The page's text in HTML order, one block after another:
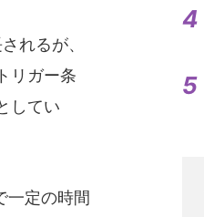
れるが、
リガー条
してい
一定の時間